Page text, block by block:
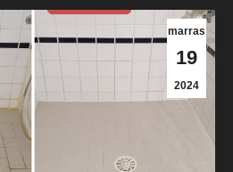
marras
19
2024